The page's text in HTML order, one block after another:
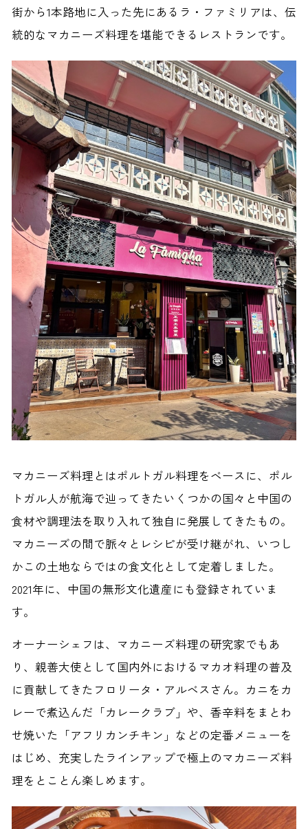
街から1本路地に入った先にあるラ・ファミリアは、伝
統的なマカニーズ料理を堪能できるレストランです。
マカニーズ料理とはポルトガル料理をベースに、ポル
トガル人が航海で辿ってきたいくつかの国々と中国の
食材や調理法を取り入れて独自に発展してきたもの。
マカニーズの間で脈々とレシピが受け継がれ、いつし
かこの土地ならではの食文化として定着しました。
2021年に、中国の無形文化遺産にも登録されていま
す。
オーナーシェフは、マカニーズ料理の研究家でもあ
り、親善大使として国内外におけるマカオ料理の普及
に貢献してきたフロリータ・アルベスさん。カニをカ
レーで煮込んだ「カレークラブ」や、香辛料をまとわ
せ焼いた「アフリカンチキン」などの定番メニューを
はじめ、充実したラインアップで極上のマカニーズ料
理をとことん楽しめます。